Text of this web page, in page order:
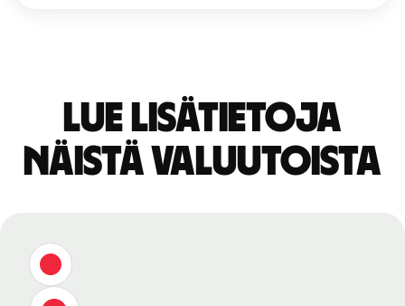
Lue lisätietoja
näistä valuutoista